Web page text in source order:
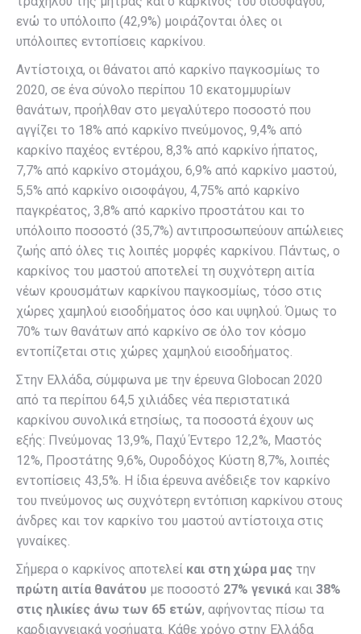
ενώ το υπόλοιπο (42,9%) μοιράζονται όλες οι
υπόλοιπες εντοπίσεις καρκίνου.
Αντίστοιχα, οι θάνατοι από καρκίνο παγκοσμίως το
2020, σε ένα σύνολο περίπου 10 εκατομμυρίων
θανάτων, προήλθαν στο μεγαλύτερο ποσοστό που
αγγίζει το 18% από καρκίνο πνεύμονος, 9,4% από
καρκίνο παχέος εντέρου, 8,3% από καρκίνο ήπατος,
7,7% από καρκίνο στομάχου, 6,9% από καρκίνο μαστού,
5,5% από καρκίνο οισοφάγου, 4,75% από καρκίνο
παγκρέατος, 3,8% από καρκίνο προστάτου και το
υπόλοιπο ποσοστό (35,7%) αντιπροσωπεύουν απώλειες
ζωής από όλες τις λοιπές μορφές καρκίνου. Πάντως, ο
καρκίνος του μαστού αποτελεί τη συχνότερη αιτία
νέων κρουσμάτων καρκίνου παγκοσμίως, τόσο στις
χώρες χαμηλού εισοδήματος όσο και υψηλού. Όμως το
70% των θανάτων από καρκίνο σε όλο τον κόσμο
εντοπίζεται στις χώρες χαμηλού εισοδήματος.
Στην Ελλάδα, σύμφωνα με την έρευνα Globocan 2020
από τα περίπου 64,5 χιλιάδες νέα περιστατικά
καρκίνου συνολικά ετησίως, τα ποσοστά έχουν ως
εξής: Πνεύμονας 13,9%, Παχύ Έντερο 12,2%, Μαστός
12%, Προστάτης 9,6%, Ουροδόχος Κύστη 8,7%, λοιπές
εντοπίσεις 43,5%. Η ίδια έρευνα ανέδειξε τον καρκίνο
του πνεύμονος ως συχνότερη εντόπιση καρκίνου στους
άνδρες και τον καρκίνο του μαστού αντίστοιχα στις
γυναίκες.
Σήμερα ο καρκίνος αποτελεί και στη χώρα μας την
πρώτη αιτία θανάτου με ποσοστό 27% γενικά και 38%
στις ηλικίες άνω των 65 ετών, αφήνοντας πίσω τα
καρδιαγγειακά νοσήματα. Κάθε χρόνο στην Ελλάδα